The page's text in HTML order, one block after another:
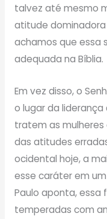
talvez até mesmo
atitude dominadora
achamos que essa
adequada na Bíblia.
Em vez disso, o
o lugar da
tratem as
das atitudes
ocidental hoje, a
esse caráter em
Paulo aponta, essa
temperadas com